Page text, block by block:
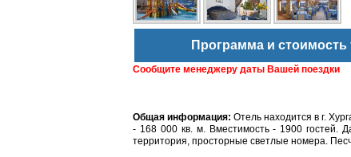
Программа и стоимость
Сообщите менеджеру даты Вашей поездки
Общая информация:Отель находится в г.
- 168 000 кв. м. Вместимость - 1900 гостей.
территория, просторные светлые номера.